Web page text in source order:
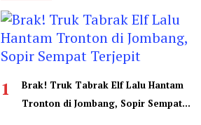
1
Brak! Truk Tabrak Elf Lalu Hantam
Tronton di Jombang, Sopir Sempat